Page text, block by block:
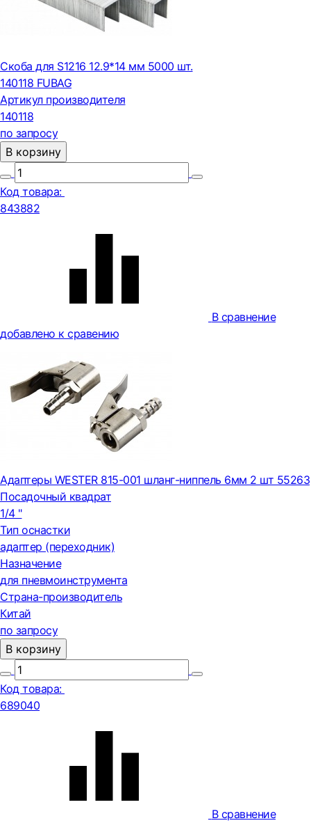
Cкоба для S1216 12.9*14 мм 5000 шт.
140118 FUBAG
Артикул производителя
140118
по запросу
В корзину
Код товара:
843882
В сравнение
добавлено к сравению
Адаптеры WESTER 815-001 шланг-ниппель 6мм 2 шт 55263
Посадочный квадрат
1/4 "
Тип оснастки
адаптер (переходник)
Назначение
для пневмоинструмента
Страна-производитель
Китай
по запросу
В корзину
Код товара:
689040
В сравнение